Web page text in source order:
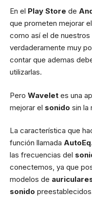
En el Play Store de
que prometen mejorar el
como así el de nuestros
verdaderamente muy
contar que ademas
utilizarlas.
Pero Wavelet es una
mejorar el sonido sin la
La característica que
función llamada AutoEq
las frecuencias del
conectemos, ya que
modelos de
sonido